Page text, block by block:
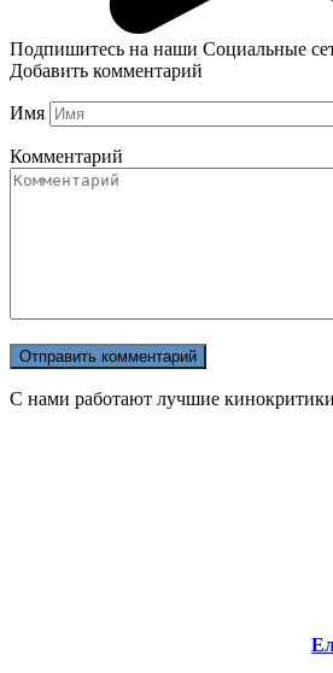
Подпишитесь на наши Социальные
Добавить комментарий
Имя
Комментарий
С нами работают лучшие